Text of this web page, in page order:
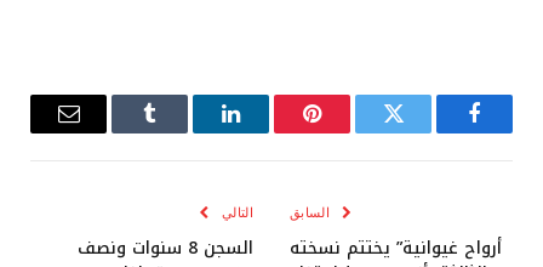
فيسبوك تويتر بينتيريستلينكدإن Tumblr
البريد
السابق
أرواح غيوانية” يختتم نسخته
التالي
السجن 8 سنوات ونصف